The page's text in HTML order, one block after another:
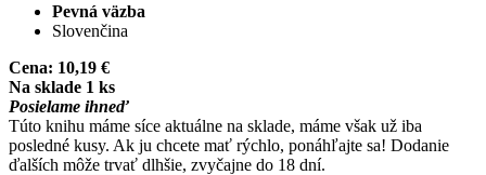
Pevná väzba
Slovenčina
Cena: 10,19 €
Na sklade 1 ks
Posielame ihneď
Túto knihu máme síce aktuálne na sklade, máme však už iba
posledné kusy. Ak ju chcete mať rýchlo, ponáhľajte sa! Dodanie
ďalších môže trvať dlhšie, zvyčajne do 18 dní.